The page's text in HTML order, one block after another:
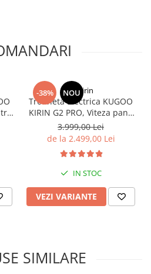
-38% NOU
KuKirin
Trotineta Electrica KUGOO
KIRIN G2 PRO, Viteza pana
la 45km/h, Autonomie
55Km, Motor 600W, 48V
15Ah
3.999,00 Lei
de la 2.499,00 Lei
IN STOC
VEZI VARIANTE
SIMILARE